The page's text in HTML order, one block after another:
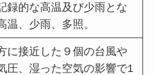
録的な⾼温及び少⾬とな
温、少⾬、多照。
に接近した９個の台風や
圧、湿った空気の影響で1